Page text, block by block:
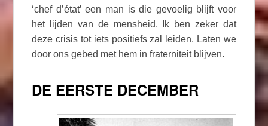
‘chef d’état’ een man is die gevoelig blijft voor
het lijden van de mensheid. Ik ben zeker dat
deze crisis tot iets positiefs zal leiden. Laten we
door ons gebed met hem in fraterniteit blijven.
DE EERSTE DECEMBER